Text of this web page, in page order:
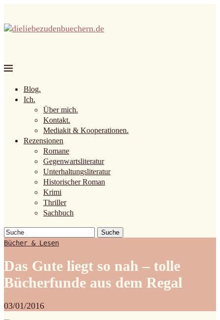
Blog.
Ich.
Über mich.
Kontakt.
Mediakit & Kooperationen.
Rezensionen
Romane
Gegenwartsliteratur
Unterhaltungsliteratur
Historischer Roman
Krimi
Thriller
Sachbuch
Suche
Bücher & Lesen
Das Gute liegt so nah – tolle
Bücherfunde aus dem Regal
03/01/2016